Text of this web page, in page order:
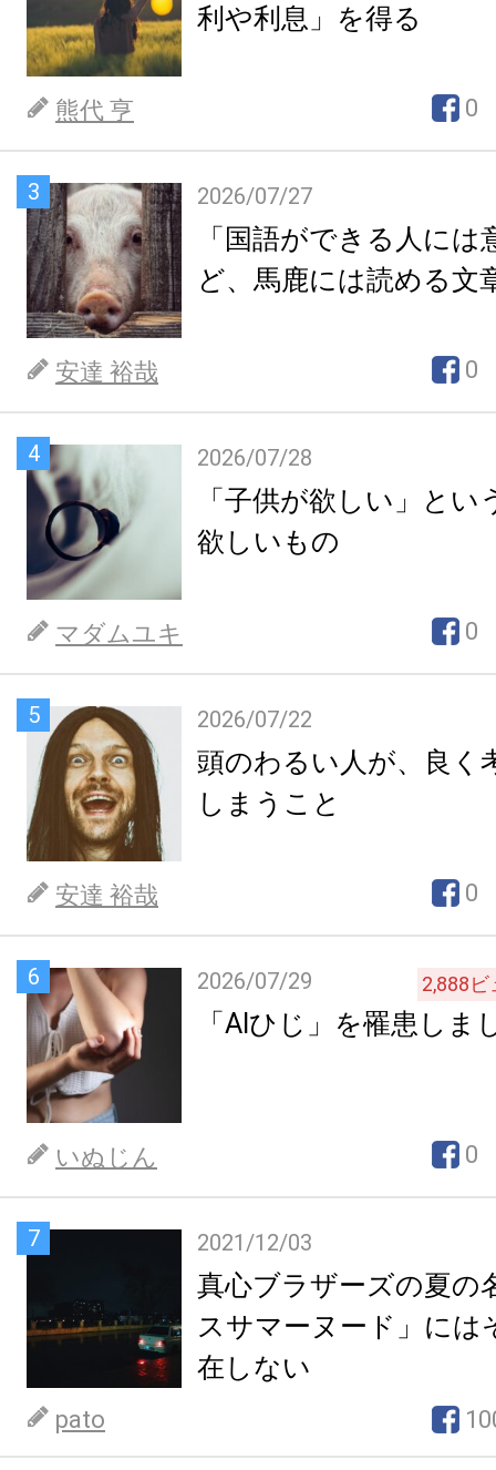
利や利息」を得る
熊代 亨 0
3 2026/07/27
「国語ができる人には
ど、馬鹿には読める文
安達 裕哉 0
4 2026/07/28
「子供が欲しい」とい
欲しいもの
マダムユキ 0
5 2026/07/22
頭のわるい人が、良く
しまうこと
安達 裕哉 0
6 2026/07/29 2,888ビ
「AIひじ」を罹患しま
いぬじん 0
7 2021/12/03
真心ブラザーズの夏の
スサマーヌード」には
在しない
pato